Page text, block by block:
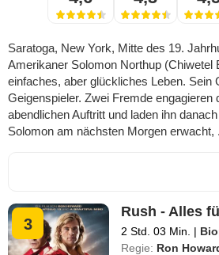
Saratoga, New York, Mitte des 19.
Amerikaner Solomon Northup (Chiwetel
einfaches, aber glückliches Leben. Sein
Geigenspieler. Zwei Fremde engagieren
abendlichen Auftritt und laden ihn
Solomon am nächsten Morgen erwacht,
3
Rush - Alles
2 Std. 03 Min. |
Regie: Ron